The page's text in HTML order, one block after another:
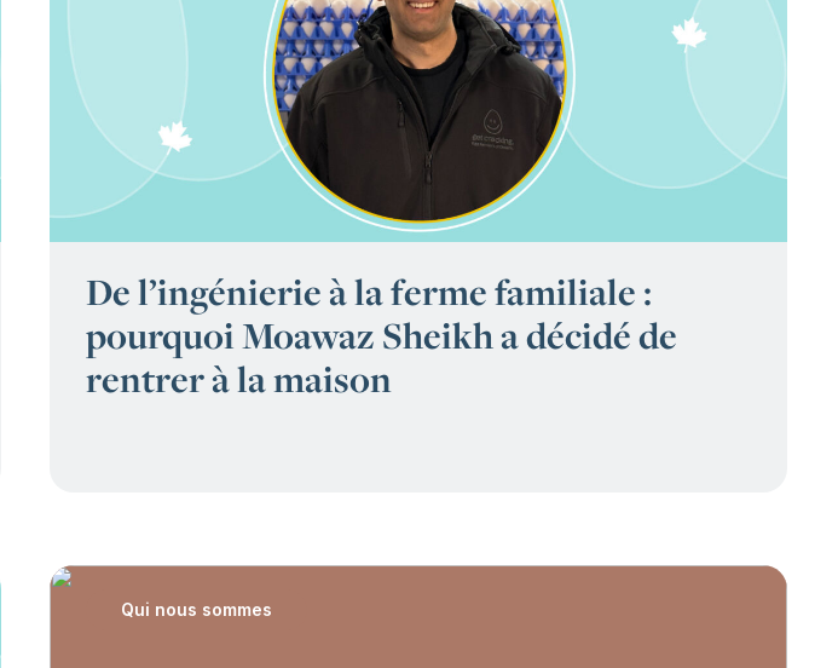
De l’ingénierie à la ferme familiale :
pourquoi Moawaz Sheikh a décidé de
rentrer à la maison
Qui nous sommes
: